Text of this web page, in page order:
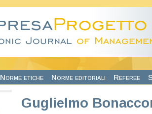
Norme etiche Norme editoriali Referee
Guglielmo